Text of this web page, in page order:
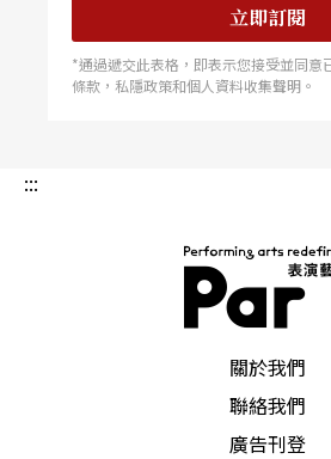
艷玲老師。」
鑑表演路上的貴人，在兩年的時
會了老生的正工調（百年前當家
格），也在根本觀念上，給盛鑑
究竟是什麼樣的衝擊？「舉個簡
我們都覺得愈大聲、愈嘹亮、愈
立即訂閱
*通過遞交此表格，即表示您接受並同意
條款，私隱政策和個人資料收集聲明。
:::
關於我們
聯絡我們
廣告刊登